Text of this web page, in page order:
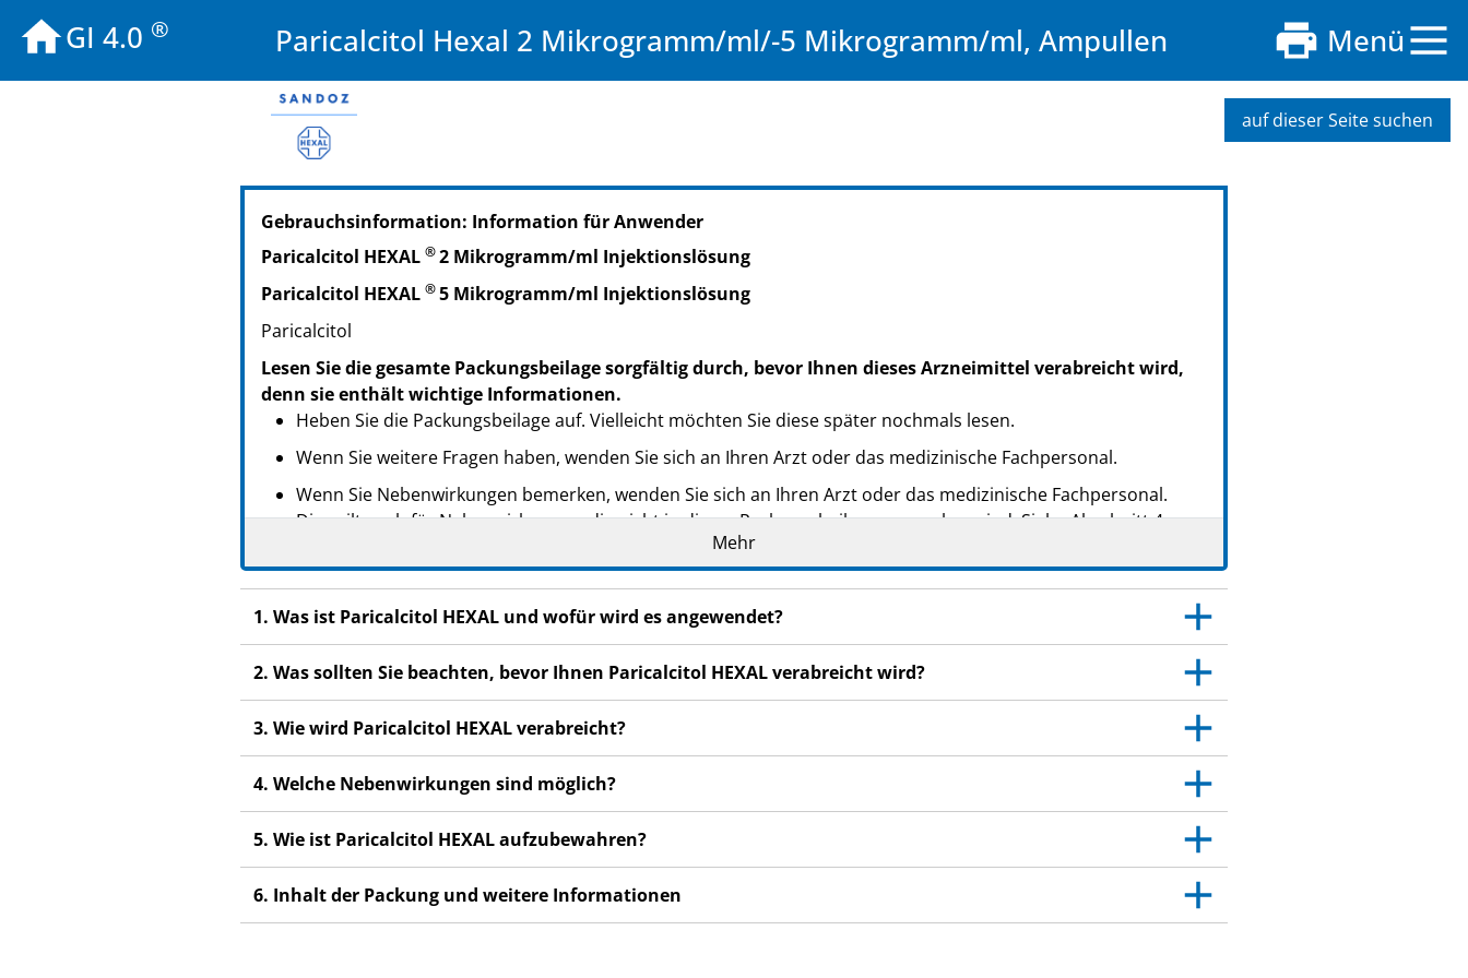
GI 4.0 ® Paricalcitol Hexal 2 Mikrogramm/ml/-5 Mikrogramm/ml, Ampullen Menü
auf dieser Seite suchen
PZN: 10735524
PPN: 111073552443
NTIN: 04150107355247
PPN: 111073553009
NTIN: 04150107355308
Gebrauchsinformation: Information für Anwender
Paricalcitol HEXAL ®2 Mikrogramm/ml Injektionslösung
Paricalcitol HEXAL ®5 Mikrogramm/ml Injektionslösung
Paricalcitol
Lesen Sie die gesamte Packungsbeilage sorgfältig durch, bevor Ihnen dieses Arzneimittel verabreicht wird,
denn sie enthält wichtige Informationen.
Heben Sie die Packungsbeilage auf. Vielleicht möchten Sie diese später nochmals lesen.
Wenn Sie weitere Fragen haben, wenden Sie sich an Ihren Arzt oder das medizinische Fachpersonal.
Wenn Sie Nebenwirkungen bemerken, wenden Sie sich an Ihren Arzt oder das medizinische Fachpersonal.
Dies gilt auch für Nebenwirkungen, die nicht in dieser Packungsbeilage angegeben sind. Siehe Abschnitt 4.
Mehr
1. Was ist Paricalcitol HEXAL und wofür wird es angewendet?
2. Was sollten Sie beachten, bevor Ihnen Paricalcitol HEXAL verabreicht wird?
3. Wie wird Paricalcitol HEXAL verabreicht?
4. Welche Nebenwirkungen sind möglich?
5. Wie ist Paricalcitol HEXAL aufzubewahren?
6. Inhalt der Packung und weitere Informationen